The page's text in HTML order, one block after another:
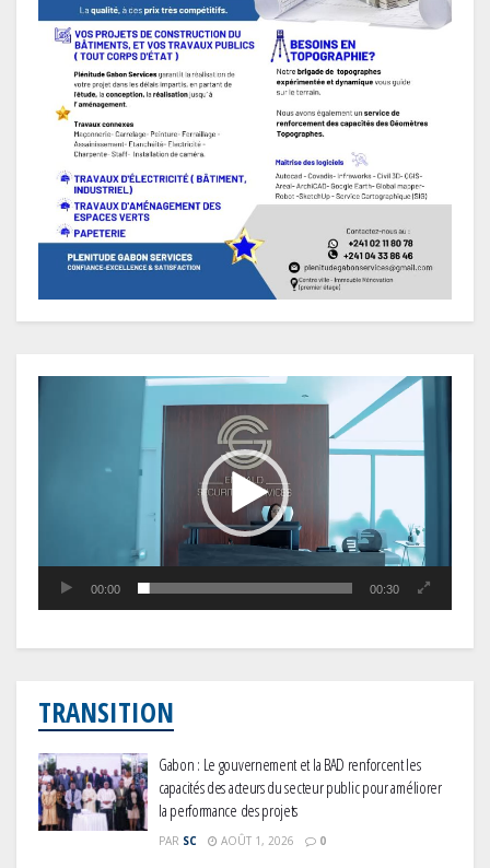
00:00 00:30
TRANSITION
Gabon : Le gouvernement et la BAD renforcent les
capacités des acteurs du secteur public pour améliorer
la performance des projets
PAR SC AOÛT 1, 2026 0